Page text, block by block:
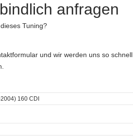
anfragen
Tuning?
und wir werden uns so